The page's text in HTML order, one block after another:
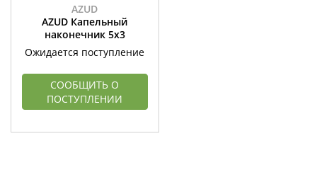
AZUD
AZUD Капельный
наконечник 5х3
Ожидается поступление
СООБЩИТЬ О
ПОСТУПЛЕНИИ